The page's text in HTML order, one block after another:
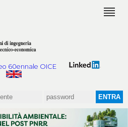
60ennale OICE